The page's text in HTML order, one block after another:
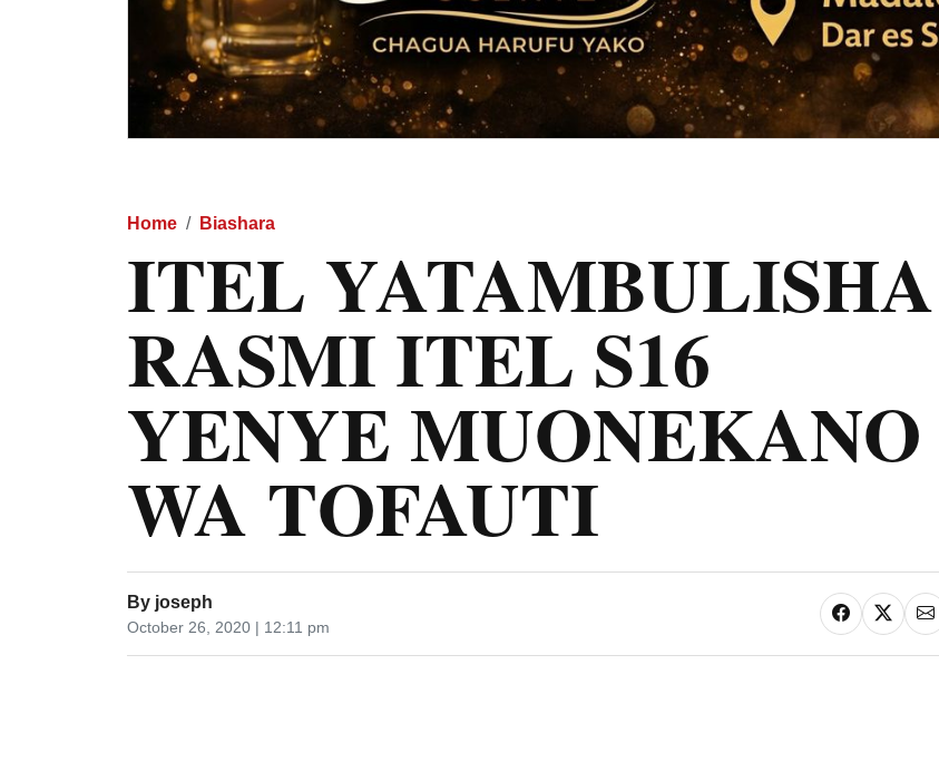
Home Biashara
ITEL YATAMBULISHA
RASMI ITEL S16
YENYE MUONEKANO
WA TOFAUTI
By joseph
October 26, 2020 | 12:11 pm